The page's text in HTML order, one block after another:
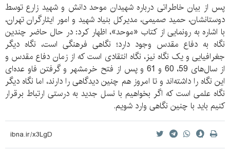
پس از بیان خاطراتی درباره شهیدان موحد دانش و شهید زارع توسط
دوستانشان، حمید صمیمی، مدیرکل بنیاد شهید و امور ایثارگران تهران،
با اشاره به رونمایی از کتاب «موحد»، اظهار کرد: در حال حاضر چندین
نگاه به دفاع مقدس وجود دارد؛ نگاهی فرهنگی است، نگاه دیگر
جغرافیایی و یک نگاه نیز، نگاه انتقادی است که از زمان دفاع مقدس و
از سال‌های 59، 60 و 61 و پس از فتح خرمشهر و گرفتن فاو عده‌ای
این نگاه را داشته‌اند و تا امروز هم چنین دیدگاهی را دارند، اما نگاه دیگر
نگاه علمی است که اگر بخواهیم با نسل جدید به درستی ارتباط برقرار
کنیم باید با چنین نگاهی وارد شویم.